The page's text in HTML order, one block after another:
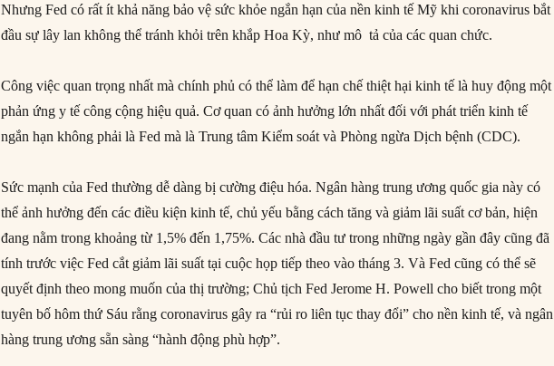
Nhưng Fed có rất ít khả năng bảo vệ sức khỏe ngắn hạn của nền kinh tế Mỹ khi coronavirus bắt
đầu sự lây lan không thể tránh khỏi trên khắp Hoa Kỳ, như mô tả của các quan chức.
Công việc quan trọng nhất mà chính phủ có thể làm để hạn chế thiệt hại kinh tế là huy động một
phản ứng y tế công cộng hiệu quả. Cơ quan có ảnh hưởng lớn nhất đối với phát triển kinh tế
ngắn hạn không phải là Fed mà là Trung tâm Kiểm soát và Phòng ngừa Dịch bệnh (CDC).
Sức mạnh của Fed thường dễ dàng bị cường điệu hóa. Ngân hàng trung ương quốc gia này có
thể ảnh hưởng đến các điều kiện kinh tế, chủ yếu bằng cách tăng và giảm lãi suất cơ bản, hiện
đang nằm trong khoảng từ 1,5% đến 1,75%. Các nhà đầu tư trong những ngày gần đây cũng đã
tính trước việc Fed cắt giảm lãi suất tại cuộc họp tiếp theo vào tháng 3. Và Fed cũng có thể sẽ
quyết định theo mong muốn của thị trường; Chủ tịch Fed Jerome H. Powell cho biết trong một
tuyên bố hôm thứ Sáu rằng coronavirus gây ra “rủi ro liên tục thay đổi” cho nền kinh tế, và ngân
hàng trung ương sẵn sàng “hành động phù hợp”.